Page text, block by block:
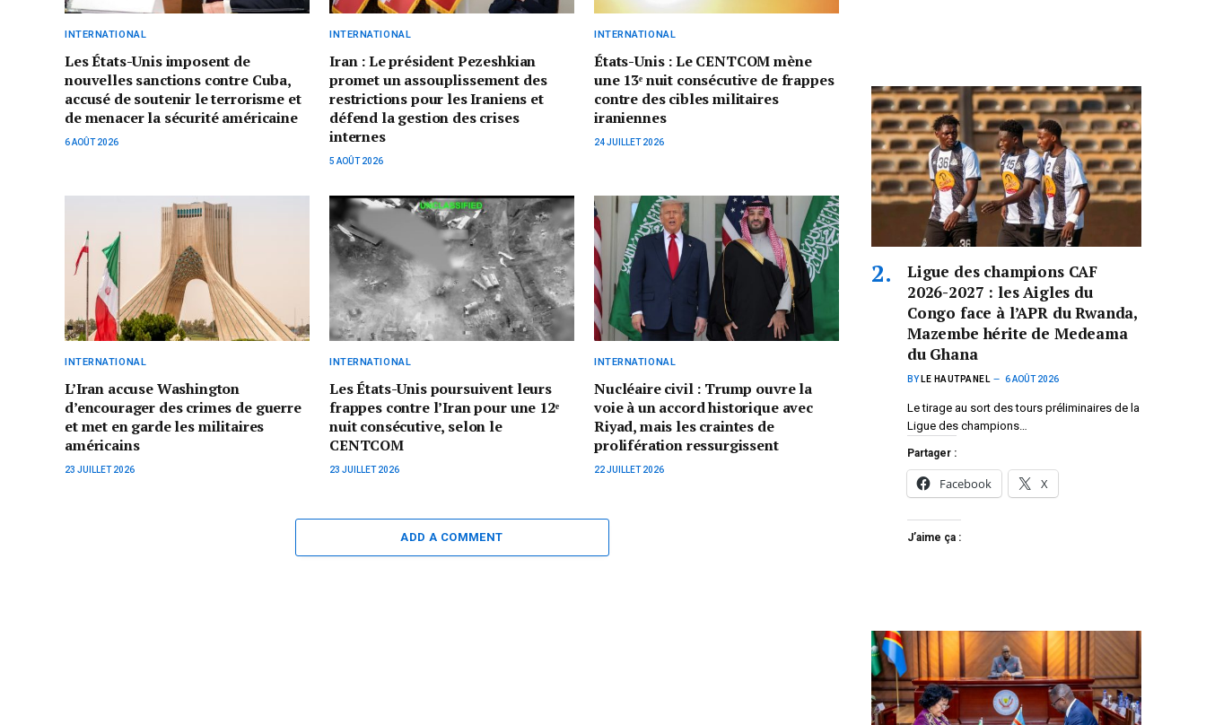
INTERNATIONAL
Les États-Unis imposent de
nouvelles sanctions contre Cuba,
accusé de soutenir le terrorisme et
de menacer la sécurité américaine
6 AOÛT 2026
INTERNATIONAL
Iran : Le président Pezeshkian
promet un assouplissement des
restrictions pour les Iraniens et
défend la gestion des crises
internes
5 AOÛT 2026
INTERNATIONAL
États-Unis : Le CENTCOM mène
une 13ᵉ nuit consécutive de frappes
contre des cibles militaires
iraniennes
24 JUILLET 2026
INTERNATIONAL
L’Iran accuse Washington
d’encourager des crimes de guerre
et met en garde les militaires
américains
23 JUILLET 2026
INTERNATIONAL
Les États-Unis poursuivent leurs
frappes contre l’Iran pour une 12ᵉ
nuit consécutive, selon le
CENTCOM
23 JUILLET 2026
INTERNATIONAL
Nucléaire civil : Trump ouvre la
voie à un accord historique avec
Riyad, mais les craintes de
prolifération ressurgissent
22 JUILLET 2026
ADD A COMMENT
Ligue des champions CAF
2026-2027 : les Aigles du
Congo face à l’APR du Rwanda,
Mazembe hérite de Medeama
du Ghana
BY LE HAUTPANEL 6 AOÛT 2026
Le tirage au sort des tours préliminaires de la
Ligue des champions…
Partager :
Facebook X
J’aime ça :